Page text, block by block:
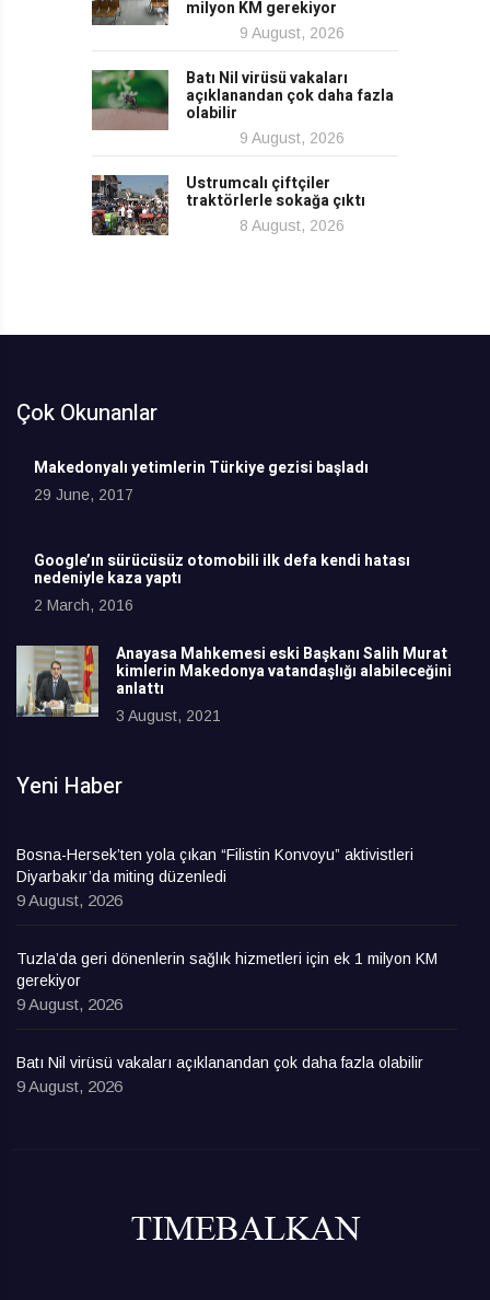
milyon KM gerekiyor
9 August, 2026
Batı Nil virüsü vakaları
açıklanandan çok daha fazla
olabilir
9 August, 2026
Ustrumcalı çiftçiler
traktörlerle sokağa çıktı
8 August, 2026
Çok Okunanlar
Makedonyalı yetimlerin Türkiye gezisi başladı
29 June, 2017
Google’ın sürücüsüz otomobili ilk defa kendi hatası
nedeniyle kaza yaptı
2 March, 2016
Anayasa Mahkemesi eski Başkanı Salih Murat
kimlerin Makedonya vatandaşlığı alabileceğini
anlattı
3 August, 2021
Yeni Haber
Bosna-Hersek’ten yola çıkan “Filistin Konvoyu” aktivistleri
Diyarbakır’da miting düzenledi
9 August, 2026
Tuzla’da geri dönenlerin sağlık hizmetleri için ek 1 milyon KM
gerekiyor
9 August, 2026
Batı Nil virüsü vakaları açıklanandan çok daha fazla olabilir
9 August, 2026